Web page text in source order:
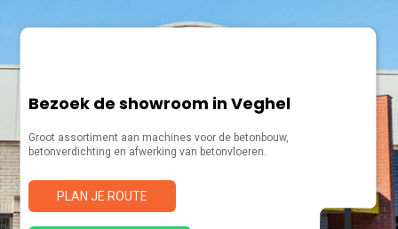
Bezoek de showroom in Veghel
Groot assortiment aan machines voor de betonbouw,
betonverdichting en afwerking van betonvloeren.
PLAN JE ROUTE